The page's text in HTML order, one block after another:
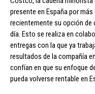
presente en España por
recientemente su opción de
día. Esto se realiza en
entregas con la que ya
resultados de la compañía
confían en que su enfoque
pueda volverse rentable en